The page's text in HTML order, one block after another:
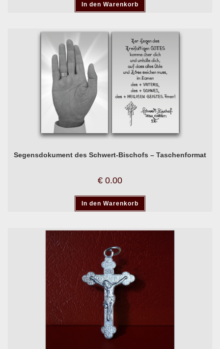
In den Warenkorb
Segensdokument des Schwert-Bischofs – Taschenformat
€ 0.00
In den Warenkorb